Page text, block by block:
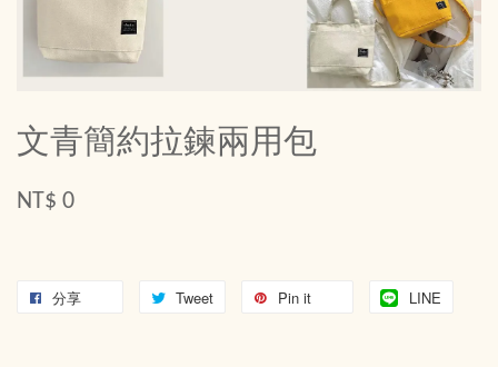
文青簡約拉鍊兩用包
NT$ 0
分享 Tweet Pin it LINE